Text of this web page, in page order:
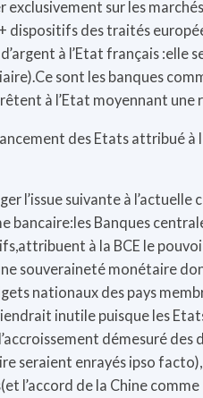
exclusivement sur les
dispositifs des traités
à l’Etat français :elle
sont les banques
à l’Etat moyennant
des Etats attribué
l’issue suivante à l’actuelle
bancaire:les Banques
à la BCE le
souveraineté monétaire
nationaux des pays
inutile puisque les
démesuré
seraient enrayés ipso
l’accord de la Chine comme